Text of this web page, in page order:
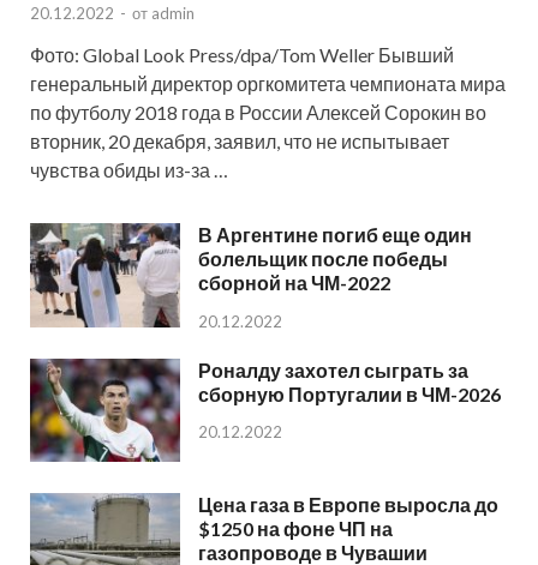
20.12.2022 - от admin
Фото: Global Look Press/dpa/Tom Weller Бывший
генеральный директор оргкомитета чемпионата мира
по футболу 2018 года в России Алексей Сорокин во
вторник, 20 декабря, заявил, что не испытывает
чувства обиды из-за …
В Аргентине погиб еще один
болельщик после победы
сборной на ЧМ-2022
20.12.2022
Роналду захотел сыграть за
сборную Португалии в ЧМ-2026
20.12.2022
Цена газа в Европе выросла до
$1250 на фоне ЧП на
газопроводе в Чувашии